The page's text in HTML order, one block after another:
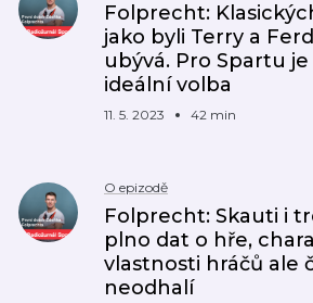
Folprecht:
jako byli Terry a
ubývá. Pro Spartu
ideální volba
11. 5. 2023 42 min
O epizodě
Folprecht: Skauti i
plno dat o hře,
vlastnosti hráčů ale
neodhalí